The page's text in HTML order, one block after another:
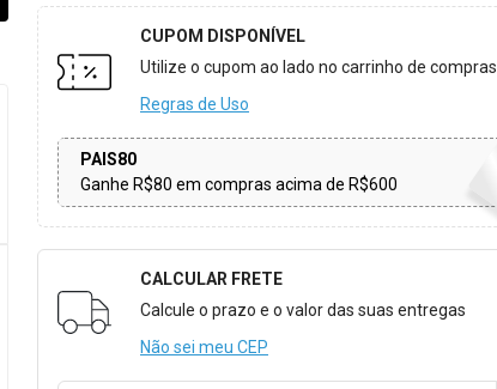
CUPOM DISPONÍVEL
Utilize o cupom ao lado no carrinho de compras
Regras de Uso
PAIS80
Ganhe R$80 em compras acima de R$600
Formulário para Calcular o Frete
CALCULAR FRETE
Calcule o prazo e o valor das suas entregas
Não sei meu CEP